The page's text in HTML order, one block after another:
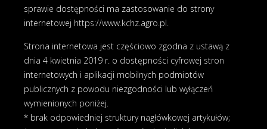
sprawie dostępności ma zastosowanie do strony
internetowej https://www.kchz.agro.pl.
Strona internetowa jest częściowo zgodna z ustawą z
dnia 4 kwietnia 2019 r. o dostępności cyfrowej stron
internetowych i aplikacji mobilnych podmiotów
publicznych z powodu niezgodności lub wyłączeń
wymienionych poniżej.
* brak odpowiedniej struktury nagłówkowej artykułów;